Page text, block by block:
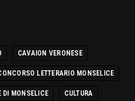
CAVAION VERONESE
LETTERARIO MONSELICE
DI MONSELICE CULTURA